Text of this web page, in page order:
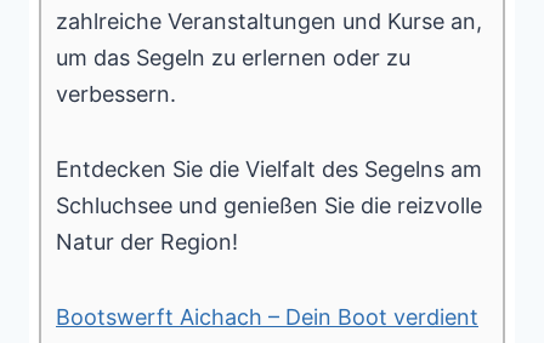
zahlreiche Veranstaltungen und Kurse an,
um das Segeln zu erlernen oder zu
verbessern.
Entdecken Sie die Vielfalt des Segelns am
Schluchsee und genießen Sie die reizvolle
Natur der Region!
Bootswerft Aichach – Dein Boot verdient